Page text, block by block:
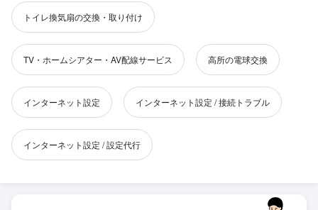
トイレ換気扇の交換・取り付け
TV・ホームシアター・AV配線サービス 高所の電球交換
インターネット設定 インターネット設定 / 接続トラブル
インターネット設定 / 設定代行